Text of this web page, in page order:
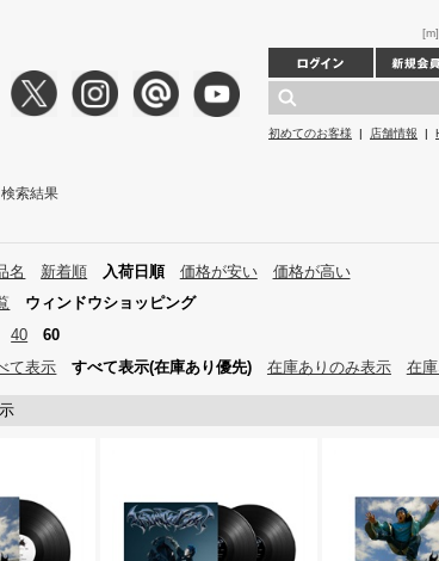
初めてのお客様 | 店舗情報 |
索結果
名 新着順 入荷日順 価格が安い
価格が高い
ウィンドウショッピング
40
60
て表示 すべて表示(在庫あり優先) 在庫ありのみ表示 在